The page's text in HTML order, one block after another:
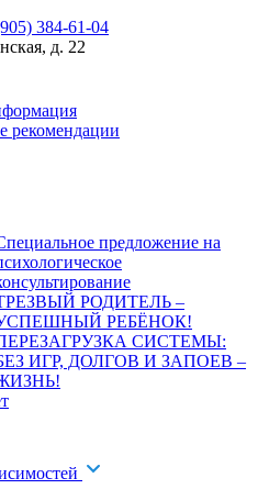
384-61-04
, д. 22
рекомендации
предложение на
РОДИТЕЛЬ –
РЕБЁНОК!
СИСТЕМЫ:
ИГР, ДОЛГОВ И ЗАПОЕВ –